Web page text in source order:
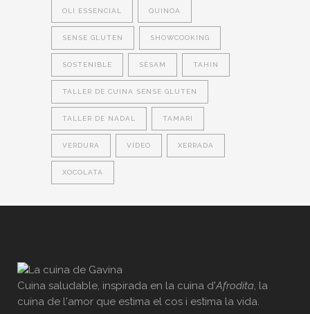
OLI ESSENCIAL QUINOA
SENSE GLUTEN SHOWCOOKING
SOSTENIBLE SÈSAM TAHIN
TALLER DE CUINA SENSE GLUTEN
TALLER DE NADAL TAMARI
VERDURA VÍDEO XERRADA
XOCOLATA
Cuina saludable, inspirada en la cuina d'Afrodita, la
cuina de l'amor que estima el cos i estima la vida.